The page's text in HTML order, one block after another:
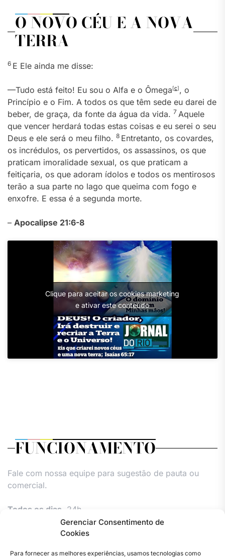
Gerenciar Consentimento de
Cookies
Para fornecer as melhores experiências, usamos tecnologias como
O NOVO CÉU E A NOVA
TERRA
6 E Ele ainda me disse:
—Tudo está feito! Eu sou o Alfa e o Ômega[c], o
Princípio e o Fim. A todos os que têm sede eu darei de
beber, de graça, da fonte da água da vida. 7 Aquele
que vencer herdará todas estas coisas e eu serei o seu
Deus e ele será o meu filho. 8 Entretanto, os covardes,
os incrédulos, os pervertidos, os assassinos, os que
praticam imoralidade sexual, os que praticam a
feitiçaria, os que adoram ídolos e todos os mentirosos
terão a sua parte no lago que queima com fogo e
enxofre. E essa é a segunda morte.
– Apocalipse 21:6-8
Clique para aceitar os cookies marketing
e ativar este conteúdo
FUNCIONAMENTO
Fale com nossa equipe para sugestão de pauta ou
comercial.
Todos os dias, 24h.